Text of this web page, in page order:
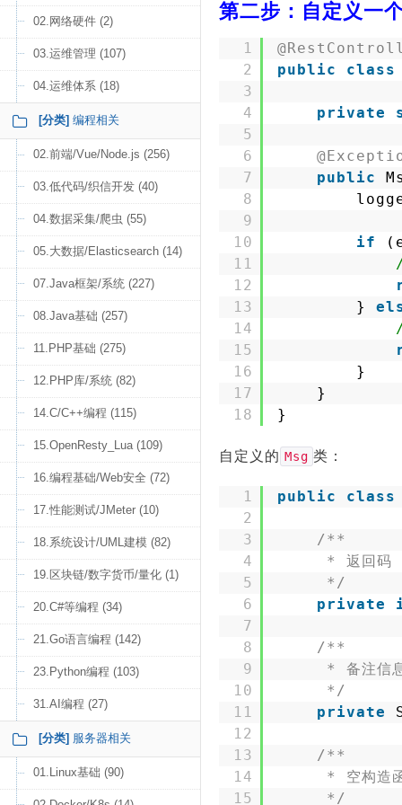
02.网络硬件 (2)
03.运维管理 (107)
04.运维体系 (18)
[分类] 编程相关
02.前端/Vue/Node.js (256)
03.低代码/织信开发 (40)
04.数据采集/爬虫 (55)
05.大数据/Elasticsearch (14)
07.Java框架/系统 (227)
08.Java基础 (257)
11.PHP基础 (275)
12.PHP库/系统 (82)
14.C/C++编程 (115)
15.OpenResty_Lua (109)
16.编程基础/Web安全 (72)
17.性能测试/JMeter (10)
18.系统设计/UML建模 (82)
19.区块链/数字货币/量化 (1)
20.C#等编程 (34)
21.Go语言编程 (142)
23.Python编程 (103)
31.AI编程 (27)
[分类] 服务器相关
01.Linux基础 (90)
第二步：自定义一
1
2
3
4
5
6
7
8
9
10
11
12
13
14
15
16
17
18
public
class
private
public
if
}
}
}
}
自定义的 Msg 类：
1
2
3
4
5
6
7
8
9
10
11
12
13
14
15
public class
/**
* 返回码
*/
private
/**
* 备注信
*/
private
/**
* 空构造
*/